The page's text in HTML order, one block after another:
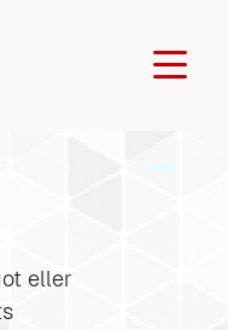
eller